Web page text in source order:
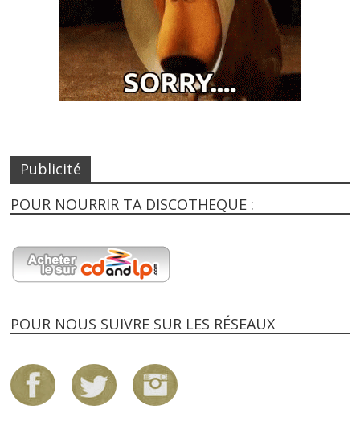
Publicité
POUR NOURRIR TA DISCOTHEQUE :
POUR NOUS SUIVRE SUR LES RÉSEAUX